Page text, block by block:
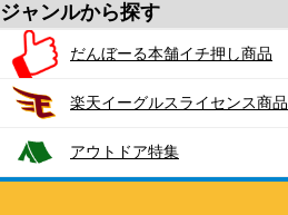
ジャンルから探す
だんぼーる本舗イチ押し商品
楽天イーグルスライセンス商品
アウトドア特集